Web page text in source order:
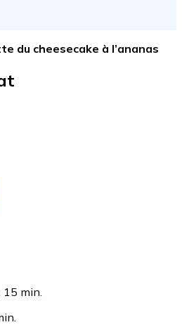
du cheesecake à l’ananas
15 min.